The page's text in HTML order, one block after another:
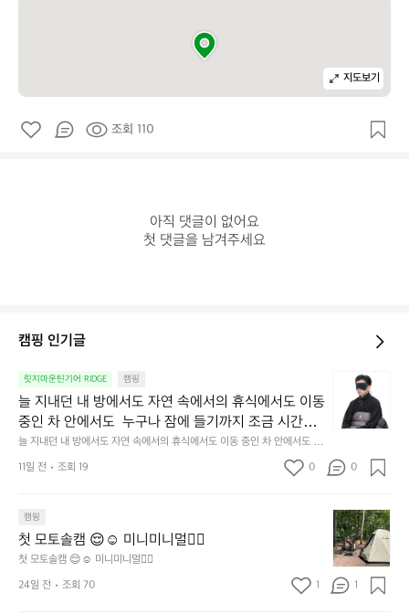
지도보기
조회 110
아직 댓글이 없어요
첫 댓글을 남겨주세요
캠핑 인기글
릿지마운틴기어 RIDGE 캠핑
늘 지내던 내 방에서도 자연 속에서의 휴식에서도 이동
중인 차 안에서도  누구나 잠에 들기까지 조금 시간이
걸리는 순간이 있습니다.  그럴 때는 차분하게 눈을 가
려보세요. 마치 암막 커튼을 조용히 내리듯이.  Polarte
c® Wind Pro™의 온기가 눈가를 포근히 감싸줍니다.
줍니다.  이 슬립 웜을 쓰는 것만으로 그곳은 나만의 밤
이 됩니다.  안녕히 주무세요.
늘 지내던 내 방에서도 자연 속에서의 휴식에서도 이동 중인 차 안에서도  누
구나 잠에 들기까지 조금 시간이 걸리는 순간이 있습니다.  그럴 때는 차분하
게 눈을 가려보세요. 마치 암막 커튼을 조용히 내리듯이.  Polartec® Wind
밤이 됩니다.  안녕히 주무세요.
내
던
방
도
자
연
속
에
11일 전 조회 19 0 0
캠핑
첫 모토솔캠 😌☺️ 미니미니멀👌🏼
첫 모토솔캠 😌☺️ 미니미니멀👌🏼
첫
모
토
솔
캠
24일 전 조회 70 1 1